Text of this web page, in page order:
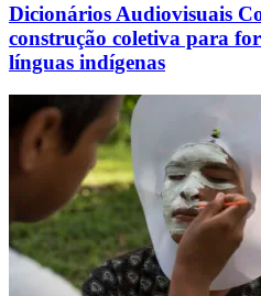
Dicionários Audiovisuais
construção coletiva para
línguas indígenas